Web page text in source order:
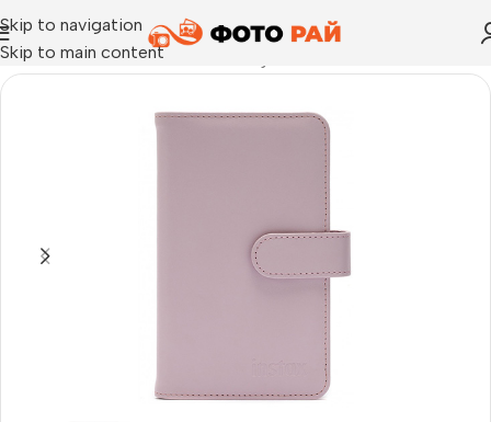
Skip to navigation
Skip to main content
Начало›FUJIFILM INSTAX